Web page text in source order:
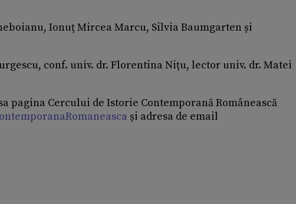
Ionuț Mircea Marcu, Silvia Baumgarten și
conf. univ. dr. Florentina Nițu, lector univ. dr. Matei
Cercului de Istorie Contemporană Românească
și adresa de email